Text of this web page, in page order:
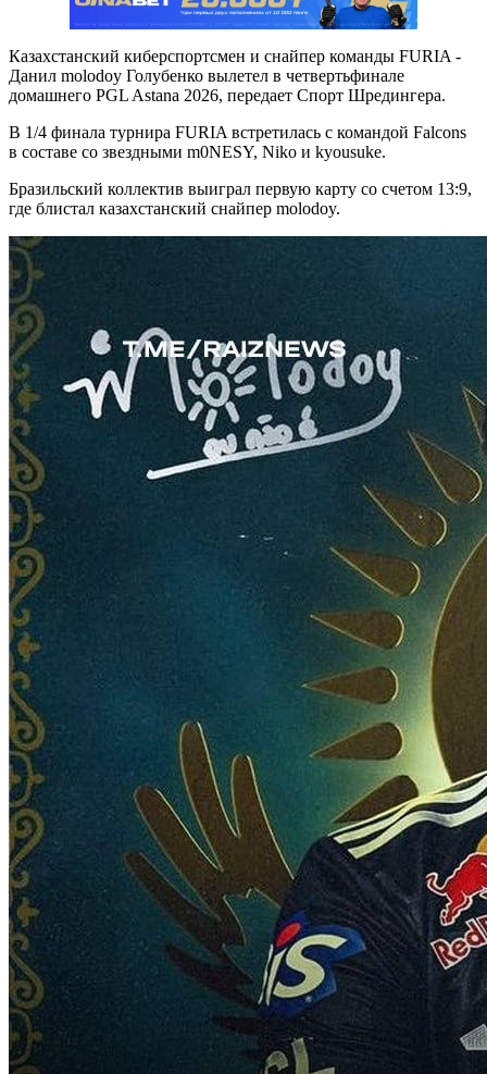
Казахстанский киберспортсмен и снайпер команды FURIA -
Данил molodoy Голубенко вылетел в четвертьфинале
домашнего PGL Astana 2026, передает Спорт Шредингера.
В 1/4 финала турнира FURIA встретилась с командой Falcons
в составе со звездными m0NESY, Niko и kyousuke.
Бразильский коллектив выиграл первую карту со счетом 13:9,
где блистал казахстанский снайпер molodoy.